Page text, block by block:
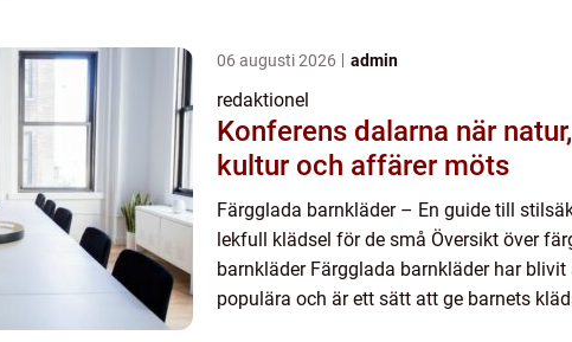
06 augusti 2026 admin
redaktionel
Konferens dalarna när natur,
kultur och affärer möts
Färgglada barnkläder – En guide till
lekfull klädsel för de små Översikt över
barnkläder Färgglada barnkläder har blivit
populära och är ett sätt att ge barnets